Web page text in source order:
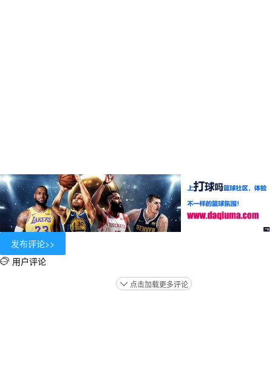
 用户评论
 点击加载更多评论